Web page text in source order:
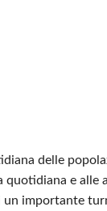
delle
e
importante